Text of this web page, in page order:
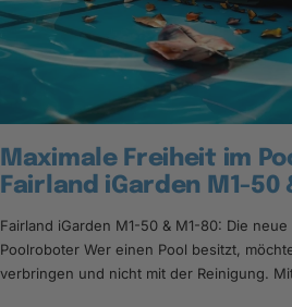
Maximale Freiheit im
Fairland iGarden M1-50
Fairland iGarden M1-50 & M1-80: Die
Poolroboter Wer einen Pool besitzt,
verbringen und nicht mit der Reinigung.